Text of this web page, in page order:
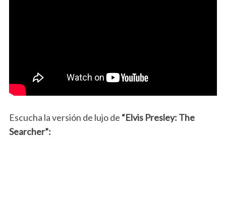
Escucha la versión de lujo de “Elvis Presley: The
Searcher”: